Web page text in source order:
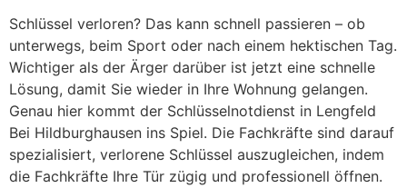
Schlüssel verloren? Das kann schnell passieren – ob
unterwegs, beim Sport oder nach einem hektischen Tag.
Wichtiger als der Ärger darüber ist jetzt eine schnelle
Lösung, damit Sie wieder in Ihre Wohnung gelangen.
Genau hier kommt der Schlüsselnotdienst in Lengfeld
Bei Hildburghausen ins Spiel. Die Fachkräfte sind darauf
spezialisiert, verlorene Schlüssel auszugleichen, indem
die Fachkräfte Ihre Tür zügig und professionell öffnen.